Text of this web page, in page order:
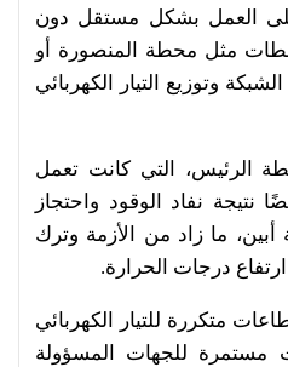
العمل بشكل مستقل دون
مثل محطة المنصورة أو
وتوزيع التيار الكهربائي
الرئيس، التي كانت تعمل
نتيجة نفاد الوقود واحتجاز
ما زاد من الأزمة وترك
درجات الحرارة.
متكررة للتيار الكهربائي
مستمرة للجهات المسؤولة